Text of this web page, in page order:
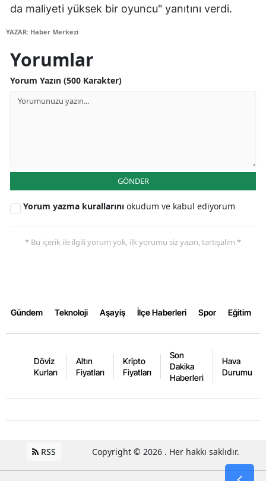
Uşak
Van
Bayburt
Karaman
Kırıkkale
Batman
Ardahan
da maliyeti yüksek bir oyuncu" yanıtını verdi.
YAZAR: Haber Merkezi
Yorumlar
Yorum Yazın (500 Karakter)
GÖNDER
Yorum yazma kurallarını okudum ve kabul ediyorum
* Bu içerik ile ilgili yorum yok, ilk yorumu siz yazın, tartışalım *
Gündem Teknoloji Aşayiş İlçe Haberleri Spor Eğitim
Döviz
Kurları
Altın
Fiyatları
Kripto
Fiyatları
Son
Dakika
Haberleri
Hava
Durumu
RSS Copyright © 2026 . Her hakkı saklıdır.